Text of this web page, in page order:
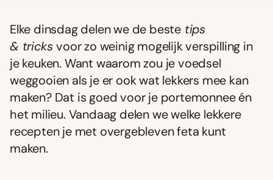
Elke dinsdag delen we de beste tips
& tricksvoor zo weinig mogelijk verspilling in
je keuken. Want waarom zou je voedsel
weggooien als je er ook wat lekkers mee kan
maken? Dat is goed voor je portemonnee én
het milieu. Vandaag delen we welke lekkere
recepten je met overgebleven feta kunt
maken.